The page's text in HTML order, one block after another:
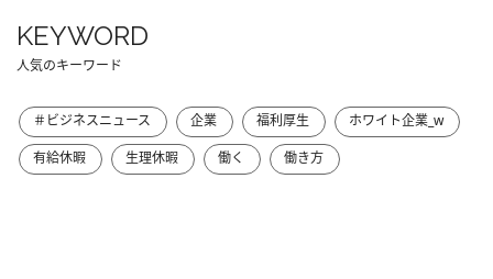
KEYWORD
人気のキーワード
＃ビジネスニュース 企業 福利厚生
ホワイト企業_w
有給休暇
生理休暇 働く 働き方